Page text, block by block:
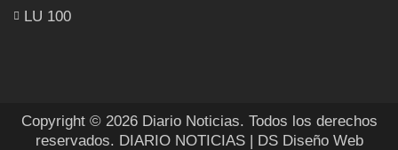
LU 100
Copyright © 2026 Diario Noticias. Todos los derechos
reservados. DIARIO NOTICIAS | DS Diseño Web